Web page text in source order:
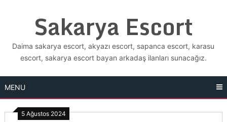
Sakarya Escort
Daima sakarya escort, akyazı escort, sapanca escort, karasu
escort, sakarya escort bayan arkadaş ilanları sunacağız.
MENU
5 Ağustos 2024